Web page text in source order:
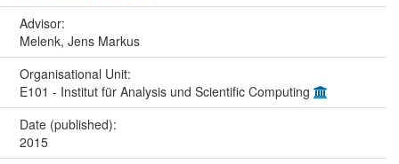
Advisor:
Melenk, Jens Markus
Organisational Unit:
E101 - Institut für Analysis und Scientific Computing
Date (published):
2015